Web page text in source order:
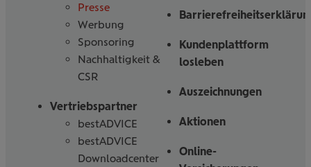
Presse
Werbung
Sponsoring
Nachhaltigkeit &
CSR
Vertriebspartner
bestADVICE
bestADVICE
Downloadcenter
Kundenplattform
losleben
Auszeichnungen
Aktionen
Online-